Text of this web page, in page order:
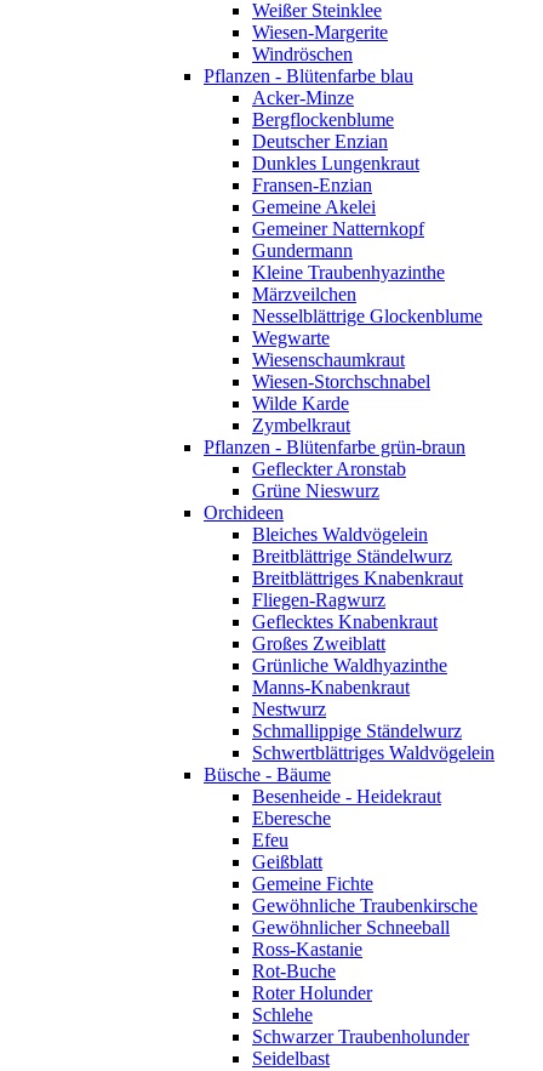
Weißer Steinklee
Wiesen-Margerite
Windröschen
Pflanzen - Blütenfarbe blau
Acker-Minze
Bergflockenblume
Deutscher Enzian
Dunkles Lungenkraut
Fransen-Enzian
Gemeine Akelei
Gemeiner Natternkopf
Gundermann
Kleine Traubenhyazinthe
Märzveilchen
Nesselblättrige Glockenblume
Wegwarte
Wiesenschaumkraut
Wiesen-Storchschnabel
Wilde Karde
Zymbelkraut
Pflanzen - Blütenfarbe grün-braun
Gefleckter Aronstab
Grüne Nieswurz
Orchideen
Bleiches Waldvögelein
Breitblättrige Ständelwurz
Breitblättriges Knabenkraut
Fliegen-Ragwurz
Geflecktes Knabenkraut
Großes Zweiblatt
Grünliche Waldhyazinthe
Manns-Knabenkraut
Nestwurz
Schmallippige Ständelwurz
Schwertblättriges Waldvögelein
Büsche - Bäume
Besenheide - Heidekraut
Eberesche
Efeu
Geißblatt
Gemeine Fichte
Gewöhnliche Traubenkirsche
Gewöhnlicher Schneeball
Ross-Kastanie
Rot-Buche
Roter Holunder
Schlehe
Schwarzer Traubenholunder
Seidelbast